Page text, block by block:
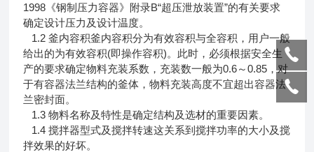
1998《钢制压力容器》附录B“超压泄放装置”的有关要求
确定设计压力及设计温度。
1.2 釜内容积釜内容积分为有效容积与全容积，用户一般
给出的为有效容积(即操作容积)。此时，必须根据安全生
产的要求确定物料充装系数，充装数一般为0.6～0.85，对
于有容器法兰结构的釜体，物料充装高度不宜超出容器法
兰密封面。
1.3 物料名称及特性是确定结构及选材的重要因素。
1.4 搅拌器型式及搅拌转速这关系到搅拌功率的大小及搅
拌效果的好坏。